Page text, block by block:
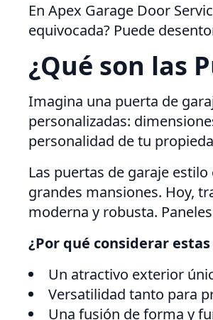
En Apex Garage Door
equivocada? Puede
¿Qué son las
Imagina una puerta de
personalizadas:
personalidad de tu
Las puertas de garaje
grandes mansiones. Hoy,
moderna y robusta.
¿Por qué considerar
Un atractivo exterior
Versatilidad tanto para
Una fusión de forma y